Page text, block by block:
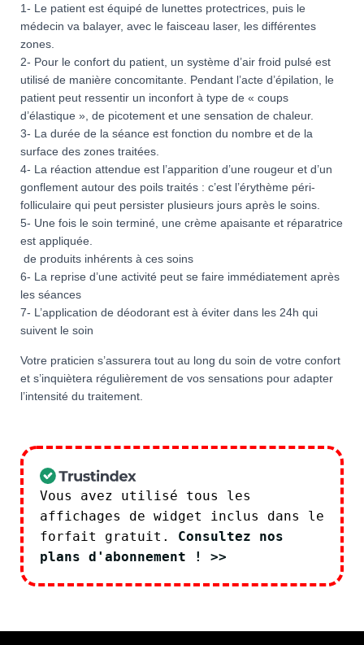
1- Le patient est équipé de lunettes protectrices, puis le
médecin va balayer, avec le faisceau laser, les différentes
zones.
2- Pour le confort du patient, un système d’air froid pulsé est
utilisé de manière concomitante. Pendant l’acte d’épilation, le
patient peut ressentir un inconfort à type de « coups
d’élastique », de picotement et une sensation de chaleur.
3- La durée de la séance est fonction du nombre et de la
surface des zones traitées.
4- La réaction attendue est l’apparition d’une rougeur et d’un
gonflement autour des poils traités : c’est l’érythème péri-
folliculaire qui peut persister plusieurs jours après le soins.
5- Une fois le soin terminé, une crème apaisante et réparatrice
est appliquée.
de produits inhérents à ces soins
6- La reprise d’une activité peut se faire immédiatement après
les séances
7- L’application de déodorant est à éviter dans les 24h qui
suivent le soin
Votre praticien s’assurera tout au long du soin de votre confort
et s’inquiètera régulièrement de vos sensations pour adapter
l’intensité du traitement.
Vous avez utilisé tous les
affichages de widget inclus dans le
forfait gratuit. Consultez nos
plans d'abonnement ! >>